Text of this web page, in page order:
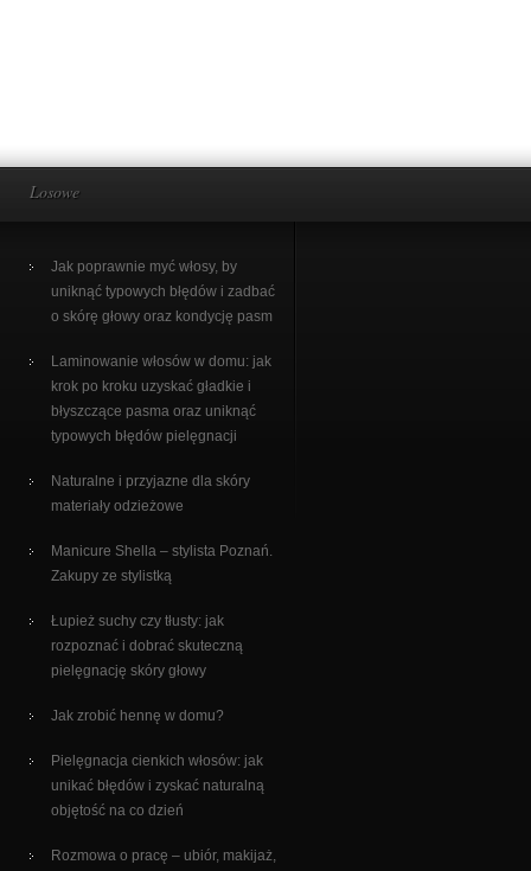
Losowe
Jak poprawnie myć włosy, by
uniknąć typowych błędów i zadbać
o skórę głowy oraz kondycję pasm
Laminowanie włosów w domu: jak
krok po kroku uzyskać gładkie i
błyszczące pasma oraz uniknąć
typowych błędów pielęgnacji
Naturalne i przyjazne dla skóry
materiały odzieżowe
Manicure Shella – stylista Poznań.
Zakupy ze stylistką
Łupież suchy czy tłusty: jak
rozpoznać i dobrać skuteczną
pielęgnację skóry głowy
Jak zrobić hennę w domu?
Pielęgnacja cienkich włosów: jak
unikać błędów i zyskać naturalną
objętość na co dzień
Rozmowa o pracę – ubiór, makijaż,